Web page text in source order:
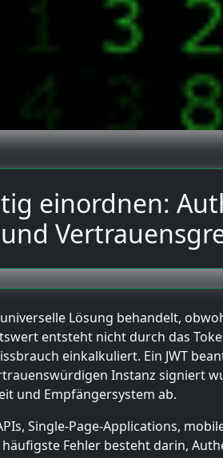
einordnen:
und
Lösung behandelt,
entsteht nicht durch das
einkalkuliert. Ein JWT
Instanz signiert
und Empfängersystem ab.
Single-Page-Applications,
Fehler besteht darin,